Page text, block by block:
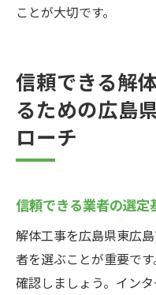
ことが大切です。
信頼できる解
るための広島
ローチ
信頼できる業者の選定
解体工事を広島県東広
者を選ぶことが重要で
確認しましょう。イン